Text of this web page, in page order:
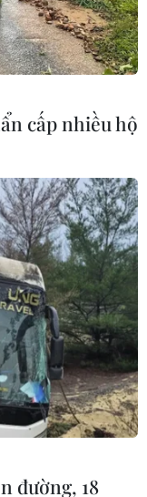
kết đẹp đối với
lại hành trình 5
đầy ắp những
AFF Cup
cấp nhiều hộ
đường, 18